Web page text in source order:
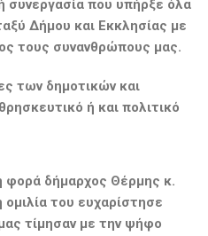
συνεργασία που υπήρξε όλα
Δήμου και Εκκλησίας με
τους συνανθρώπους μας.
των δημοτικών και
ή και πολιτικό
φορά δήμαρχος Θέρμης κ.
του ευχαρίστησε
τίμησαν με την ψήφο